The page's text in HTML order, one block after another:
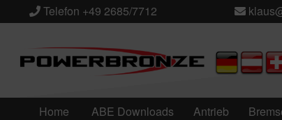
Telefon +49 2685/7712
Home ABE Downloads Antrieb